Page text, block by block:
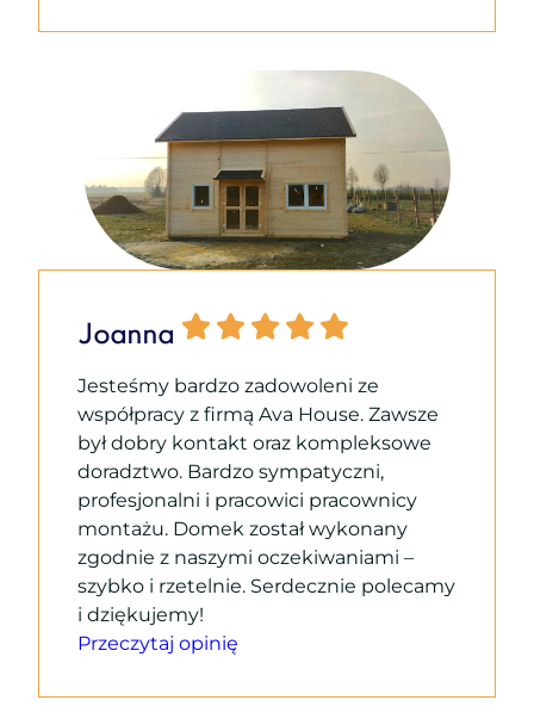
Joanna
Jesteśmy bardzo zadowoleni ze
współpracy z firmą Ava House. Zawsze
był dobry kontakt oraz kompleksowe
doradztwo. Bardzo sympatyczni,
profesjonalni i pracowici pracownicy
montażu. Domek został wykonany
zgodnie z naszymi oczekiwaniami –
szybko i rzetelnie. Serdecznie polecamy
i dziękujemy!
Przeczytaj opinię